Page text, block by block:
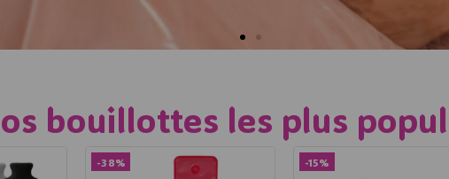
VOUS AVEC NOS
NATURELS.
bouillottes les plus
-38% -15%